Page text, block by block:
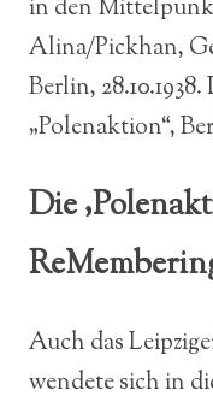
in den
Alina/Pickhan,
Berlin,
„Polenaktion“,
Die
Auch das
wendete sich in